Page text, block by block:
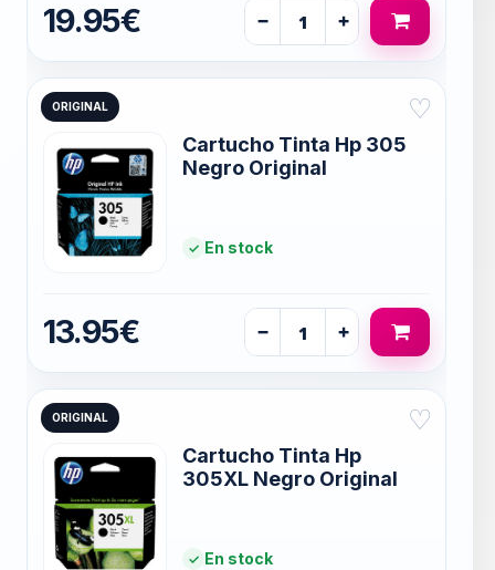
19.95€ − +
ORIGINAL ♡
Cartucho Tinta Hp 305
Negro Original
En stock
13.95€ − +
ORIGINAL ♡
Cartucho Tinta Hp
305XL Negro Original
En stock